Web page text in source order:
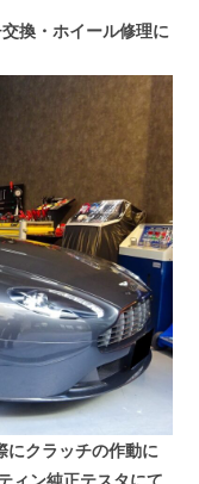
換・ホイール修理に
にクラッチの作動に